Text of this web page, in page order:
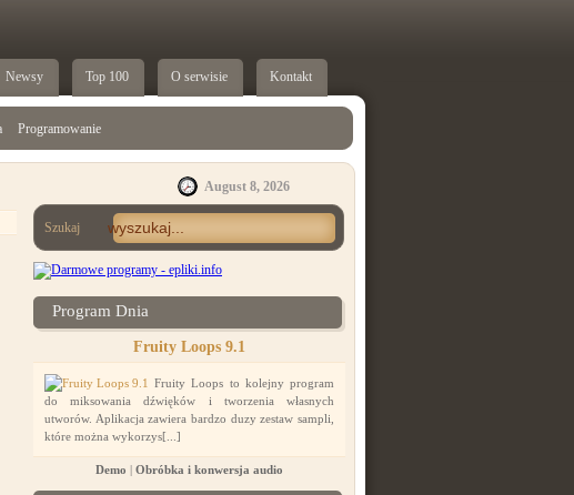
Newsy Top 100 O serwisie Kontakt
Programowanie
August 8, 2026
Szukaj
Program Dnia
Fruity Loops 9.1
Fruity Loops to kolejny program
do miksowania dźwięków i tworzenia własnych
utworów. Aplikacja zawiera bardzo duzy zestaw sampli,
które można wykorzys[...]
Demo | Obróbka i konwersja audio